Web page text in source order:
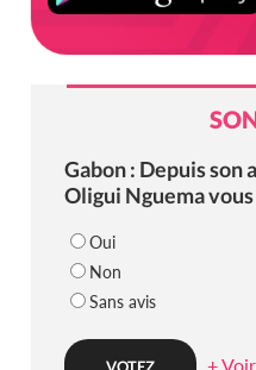
Gabon : Depuis son
Oligui Nguema
Oui
Non
Sans avis
+